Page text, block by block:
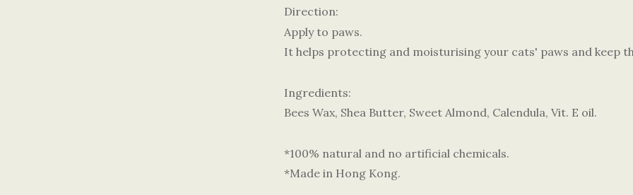
Direction:
Apply to paws.
It helps protecting and moisturising your cats' paws and keep
Ingredients:
Bees Wax, Shea Butter, Sweet Almond, Calendula, Vit. E oil.
*100% natural and no artificial chemicals.
*Made in Hong Kong.